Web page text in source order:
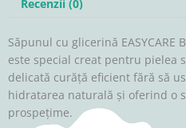
Recenzii (0)
Săpunul cu glicerină EASYCARE
este special creat pentru pielea
delicată curăță eficient fără să
hidratarea naturală și oferind o
prospețime.